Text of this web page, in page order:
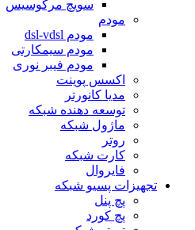
سویچ مرکوسیس
مودم
مودم dsl-vdsl
مودم سیمکارتی
مودم فیبر نوری
اکسس پوینت
مدیا کانورتر
توسعه دهنده شبکه
ماژول شبکه
روتر
کارت شبکه
فایروال
تجهیزات پسیو شبکه
پچ پنل
پچ کورد